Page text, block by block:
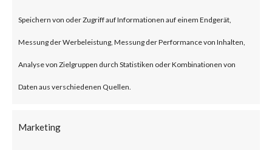
Speichern von oder Zugriff auf Informationen auf einem Endgerät,
Messung der Werbeleistung, Messung der Performance von Inhalten,
Analyse von Zielgruppen durch Statistiken oder Kombinationen von
Daten aus verschiedenen Quellen.
Marketing
device management centralized
user, device and application
management for enterprises.